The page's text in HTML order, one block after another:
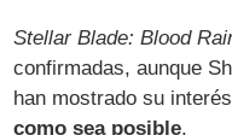
Stellar Blade: Blood
confirmadas, aunque
han mostrado su
como sea posible.